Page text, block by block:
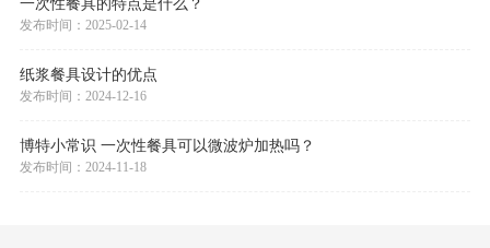
一次性餐具的特点是什么？
发布时间：2025-02-14
纸浆餐具设计的优点
发布时间：2024-12-16
博特小常识 一次性餐具可以微波炉加热吗？
发布时间：2024-11-18